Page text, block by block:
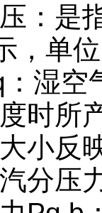
：是
，单
湿空
时所
小反
分压